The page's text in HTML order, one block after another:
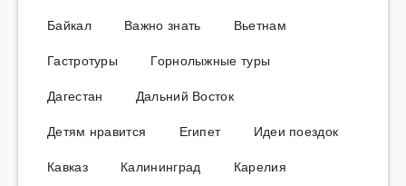
Байкал
Важно знать
Вьетнам
Гастротуры
Горнолыжные туры
Дагестан
Дальний Восток
Детям нравится
Египет
Идеи поездок
Кавказ
Калининград
Карелия